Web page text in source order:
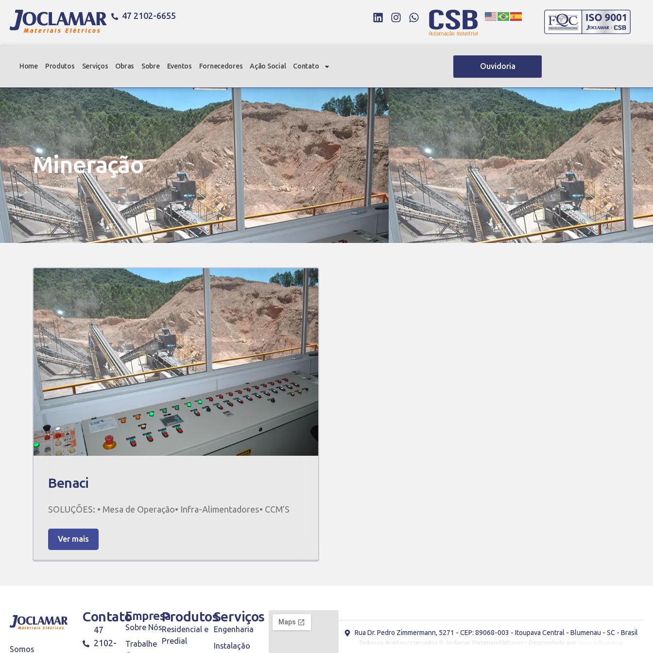
47 2102-6655
Home Produtos Serviços Obras Sobre Eventos Fornecedores Ação Social Contato Ouvidoria
Mineração
Benaci
SOLUÇÕES: • Mesa de Operação• Infra-Alimentadores• CCM’S
Ver mais
Somos
Contato
47
2102-
Empresa
Sobre Nós
Trabalhe
Produtos
Residencial e
Predial
Serviços
Engenharia
Instalação
Rua Dr. Pedro Zimmermann, 5271 - CEP: 89068-003 - Itoupava Central - Blumenau - SC - Brasil
Todos os direitos reservados © Joclamar Materiais Elétricos – Desenvolvido por